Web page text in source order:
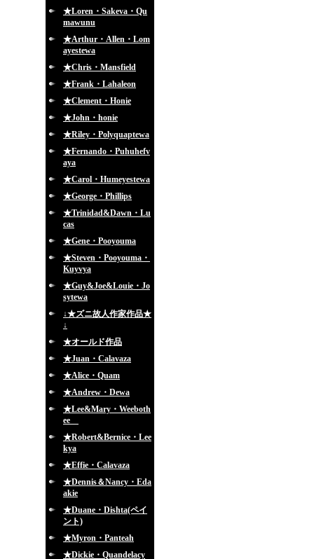
★Loren・Sakeva・Qu
mawunu
★Arthur・Allen・Lom
ayestewa
★Chris・Mansfield
★Frank・Lahaleon
★Clement・Honie
★John・honie
★Riley・Polyquaptewa
★Fernando・Puhuhefv
aya
★Carol・Humeyestewa
★George・Phillips
★Trinidad&Dawn・Lu
cas
★Gene・Pooyouma
★Steven・Pooyouma・
Kuyvya
★Guy&Joe&Louie・Jo
sytewa
↓★ズニ故人作家作品★
↓
★オールド作品
★Juan・Calavaza
★Alice・Quam
★Andrew・Dewa
★Lee&Mary・Weeboth
ee
★Robert&Bernice・Lee
kya
★Effie・Calavaza
★Dennis＆Nancy・Eda
akie
★Duane・Dishta(ペイ
ント)
★Myron・Panteah
★Dickie・Quandelacy